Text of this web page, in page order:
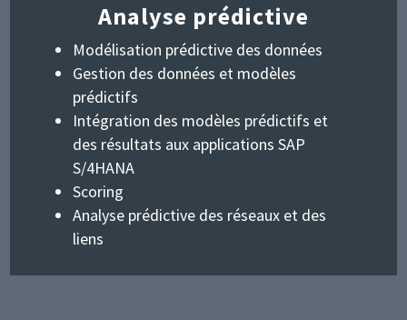
Analyse prédictive
Modélisation prédictive des données
Gestion des données et modèles
prédictifs
Intégration des modèles prédictifs et
des résultats aux applications SAP
S/4HANA
Scoring
Analyse prédictive des réseaux et des
liens